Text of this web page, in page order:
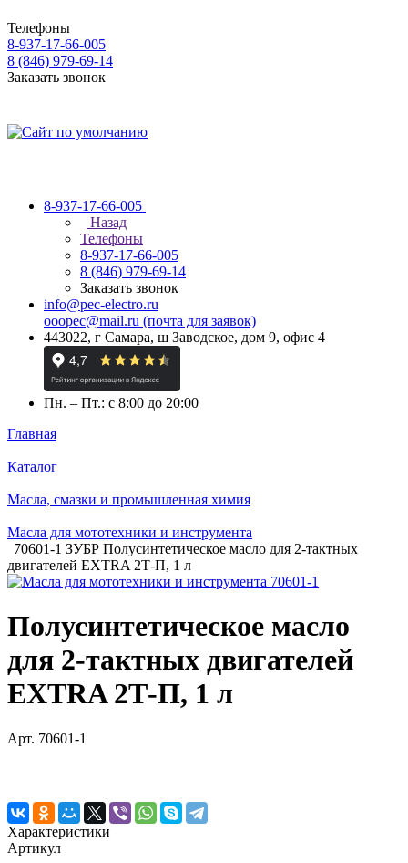
Телефоны
8-937-17-66-005
8 (846) 979-69-14
Заказать звонок
8-937-17-66-005
Назад
Телефоны
8-937-17-66-005
8 (846) 979-69-14
Заказать звонок
info@pec-electro.ru
ooopec@mail.ru (почта для заявок)
443022, г Самара, ш Заводское, дом 9, офис 4
Пн. – Пт.: с 8:00 до 20:00
Главная
Каталог
Масла, смазки и промышленная химия
Масла для мототехники и инструмента
70601-1 ЗУБР Полусинтетическое масло для 2-тактных
двигателей EXTRA 2Т-П, 1 л
Полусинтетическое масло
для 2-тактных двигателей
EXTRA 2Т-П, 1 л
Арт. 70601-1
Характеристики
Артикул